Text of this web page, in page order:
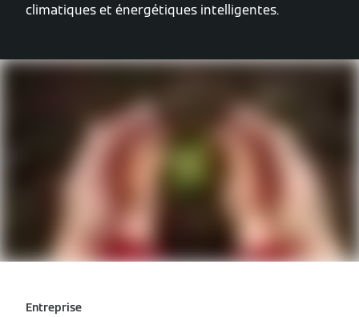
climatiques et énergétiques intelligentes.
Entreprise